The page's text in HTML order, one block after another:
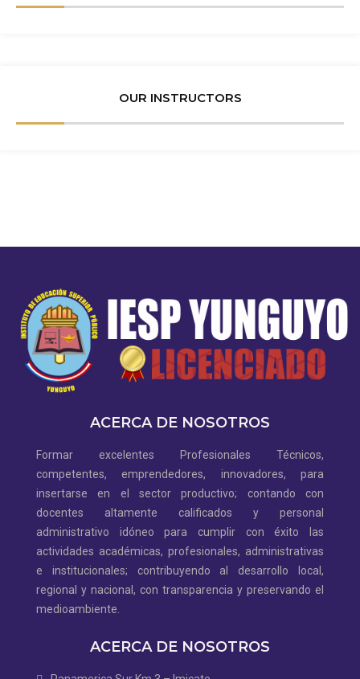
OUR INSTRUCTORS
ACERCA DE NOSOTROS
Formar excelentes Profesionales Técnicos,
competentes, emprendedores, innovadores, para
insertarse en el sector productivo; contando con
docentes altamente calificados y personal
administrativo idóneo para cumplir con éxito las
actividades académicas, profesionales, administrativas
e institucionales; contribuyendo al desarrollo local,
regional y nacional, con transparencia y preservando el
medioambiente.
ACERCA DE NOSOTROS